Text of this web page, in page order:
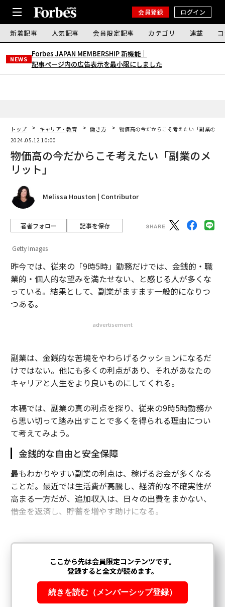
会員登録 ログイン
新着記事 人気記事 会員限定記事 カテゴリ 連載
NEWS
Forbes JAPAN MEMBERSHIP 新機能｜
記事ページ内の広告表示を最小限にしました
トップ キャリア・教育 働き方
物価高の今だからこそ考えたい「副業のメ
2024.05.12 10:00
物価高の今だからこそ考えたい「副業のメ
リット」
Melissa Houston | Contributor
著者フォロー 記事を保存
Getty Images
昨今では、従来の「9時5時」勤務だけでは、金銭的・職
業的・個人的な望みを満たせない、と感じる人が多くな
っている。結果として、副業がますます一般的になりつ
つある。
advertisement
副業は、金銭的な苦境をやわらげるクッションになるだ
けではない。他にも多くの利点があり、それがあなたの
キャリアと人生をより良いものにしてくれる。
本稿では、副業の真の利点を探り、従来の9時5時勤務か
ら思い切って踏み出すことで多くを得られる理由につい
て考えてみよう。
金銭的な自由と安全保障
最もわかりやすい副業の利点は、稼げるお金が多くなる
ことだ。最近では生活費が高騰し、経済的な不確実性が
高まる一方だが、追加収入は、日々の出費をまかない、
借金を返済し、貯蓄を増やす助けになる。